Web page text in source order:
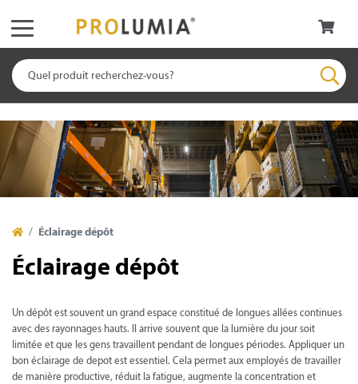
Éclairage dépôt
Éclairage dépôt
Un dépôt est souvent un grand espace constitué de longues allées continues
avec des rayonnages hauts. Il arrive souvent que la lumière du jour soit
limitée et que les gens travaillent pendant de longues périodes. Appliquer un
bon éclairage de depot est essentiel. Cela permet aux employés de travailler
de manière productive, réduit la fatigue, augmente la concentration et